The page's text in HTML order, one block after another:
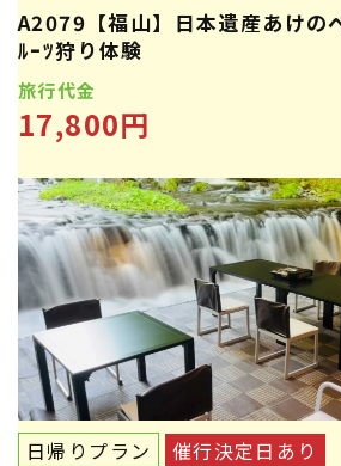
A2079【福山】日本遺産あけの
ﾙｰﾂ狩り体験
旅行代金
17,800円
日帰りプラン 催行決定日あり